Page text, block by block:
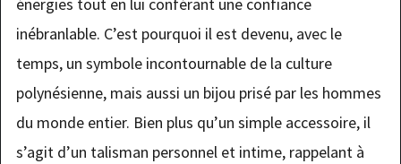
énergies tout en lui conférant une confiance
inébranlable. C’est pourquoi il est devenu, avec le
temps, un symbole incontournable de la culture
polynésienne, mais aussi un bijou prisé par les hommes
du monde entier. Bien plus qu’un simple accessoire, il
s’agit d’un talisman personnel et intime, rappelant à